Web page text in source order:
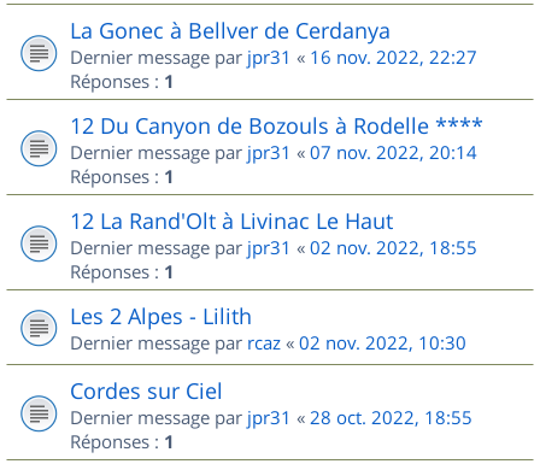
La Gonec à Bellver de Cerdanya
Dernier message par jpr31 « 16 nov. 2022, 22:27
Réponses : 1
12 Du Canyon de Bozouls à Rodelle ****
Dernier message par jpr31 « 07 nov. 2022, 20:14
Réponses : 1
12 La Rand'Olt à Livinac Le Haut
Dernier message par jpr31 « 02 nov. 2022, 18:55
Réponses : 1
Les 2 Alpes - Lilith
Dernier message par rcaz « 02 nov. 2022, 10:30
Cordes sur Ciel
Dernier message par jpr31 « 28 oct. 2022, 18:55
Réponses : 1